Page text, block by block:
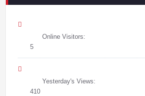
Online Visitors:
5
Yesterday's Views:
410